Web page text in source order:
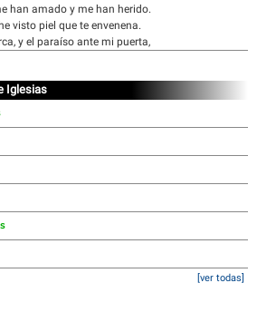
han amado y me han herido.
visto piel que te envenena.
y el paraíso ante mi puerta,
Iglesias
[ver todas]